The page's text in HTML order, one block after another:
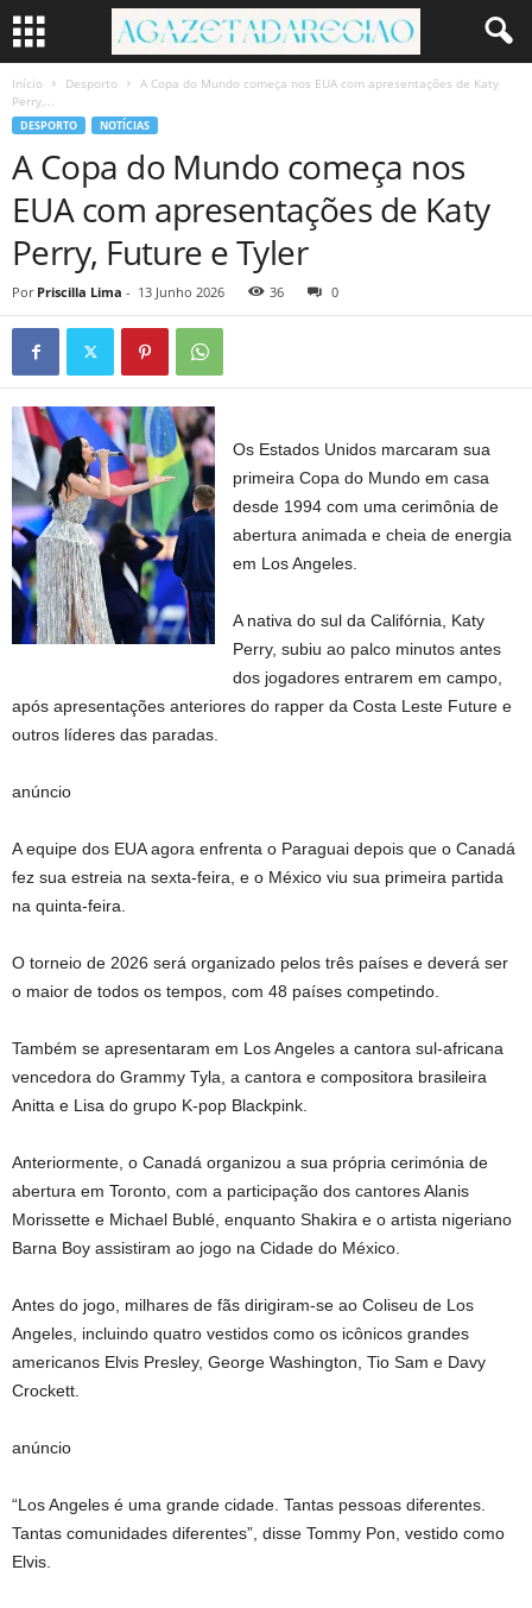
Início Desporto
A Copa do Mundo começa nos EUA com apresentações de Katy
Perry,...
DESPORTO NOTÍCIAS
A Copa do Mundo começa nos
EUA com apresentações de Katy
Perry, Future e Tyler
Por Priscilla Lima - 13 Junho 2026 36 0
Os Estados Unidos marcaram sua
primeira Copa do Mundo em casa
desde 1994 com uma cerimônia de
abertura animada e cheia de energia
em Los Angeles.
A nativa do sul da Califórnia, Katy
Perry, subiu ao palco minutos antes
dos jogadores entrarem em campo,
após apresentações anteriores do rapper da Costa Leste Future e
outros líderes das paradas.
anúncio
A equipe dos EUA agora enfrenta o Paraguai depois que o Canadá
fez sua estreia na sexta-feira, e o México viu sua primeira partida
na quinta-feira.
O torneio de 2026 será organizado pelos três países e deverá ser
o maior de todos os tempos, com 48 países competindo.
Também se apresentaram em Los Angeles a cantora sul-africana
vencedora do Grammy Tyla, a cantora e compositora brasileira
Anitta e Lisa do grupo K-pop Blackpink.
Anteriormente, o Canadá organizou a sua própria cerimónia de
abertura em Toronto, com a participação dos cantores Alanis
Morissette e Michael Bublé, enquanto Shakira e o artista nigeriano
Barna Boy assistiram ao jogo na Cidade do México.
Antes do jogo, milhares de fãs dirigiram-se ao Coliseu de Los
Angeles, incluindo quatro vestidos como os icônicos grandes
americanos Elvis Presley, George Washington, Tio Sam e Davy
Crockett.
anúncio
“Los Angeles é uma grande cidade. Tantas pessoas diferentes.
Tantas comunidades diferentes”, disse Tommy Pon, vestido como
Elvis.